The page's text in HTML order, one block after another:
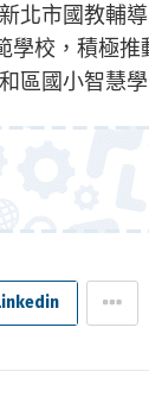
北市國教輔
校，積極
區國小智慧